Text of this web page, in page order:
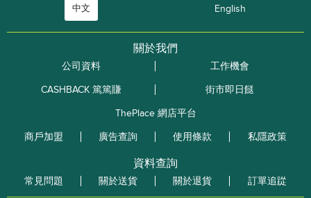
中文 English
關於我們
公司資料
工作機會
CASHBACK 篤篤賺
街市即日餸
ThePlace 網店平台
商戶加盟
廣告查詢 使用條款 私隱政策
資料查詢
常見問題 關於送貨 關於退貨 訂單追踨